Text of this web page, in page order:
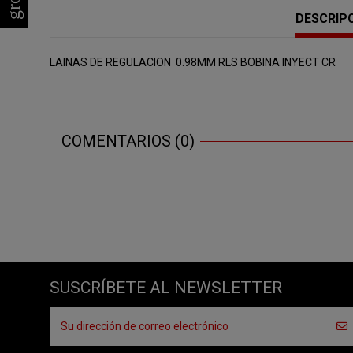
LAINAS DE REGULACION 0.98MM RLS BOBINA INYECT CR
COMENTARIOS (0)
SUSCRÍBETE AL NEWSLETTER